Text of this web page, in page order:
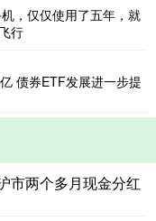
，仅仅使用了五年，就
行
债券ETF发展进一步提
市两个多月现金分红